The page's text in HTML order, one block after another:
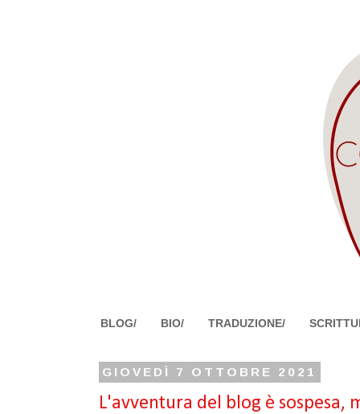
BLOG/ BIO/ TRADUZIONE/
GIOVEDÌ 7 OTTOBRE 2021
L'avventura del blog è sospesa,